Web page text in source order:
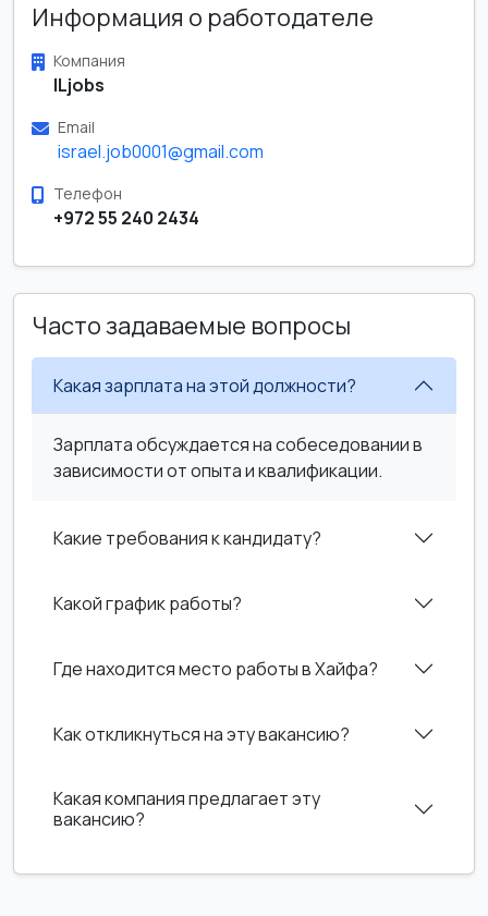
Информация о работодателе
Компания
ILjobs
Email
israel.job0001@gmail.com
Телефон
+972 55 240 2434
Часто задаваемые вопросы
Какая зарплата на этой должности?
Зарплата обсуждается на собеседовании в
зависимости от опыта и квалификации.
Какие требования к кандидату?
Какой график работы?
Где находится место работы в Хайфа?
Как откликнуться на эту вакансию?
Какая компания предлагает эту
вакансию?